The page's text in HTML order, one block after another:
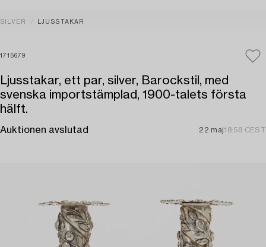
SILVER LJUSSTAKAR
1715679
Ljusstakar, ett par, silver, Barockstil, med
svenska importstämplad, 1900-talets första
hälft.
Auktionen avslutad 22 maj18:58 CEST